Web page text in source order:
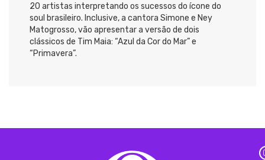
20 artistas interpretando os sucessos do ícone do
soul brasileiro. Inclusive, a cantora Simone e Ney
Matogrosso, vão apresentar a versão de dois
clássicos de Tim Maia: “Azul da Cor do Mar” e
“Primavera”.